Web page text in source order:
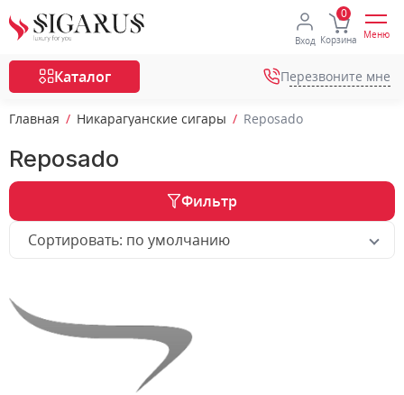
Вход Корзина Меню
Каталог Перезвоните мне
Главная Никарагуанские сигары Reposado
Reposado
Фильтр
Сортировать: по умолчанию